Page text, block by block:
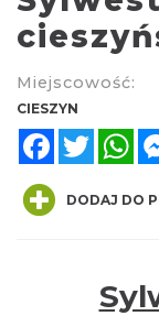
Cieszyn
Miejscowość:
CIESZYN
FacebookTwitter
DODAJ DO